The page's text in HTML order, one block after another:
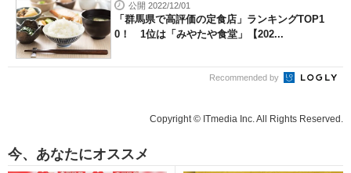
公開 2022/12/01
「群馬県で高評価の定食店」ランキングTOP1
0！ 1位は「みやたや食堂」【202...
Recommended by
Copyright © ITmedia Inc. All Rights Reserved.
今、あなたにオススメ